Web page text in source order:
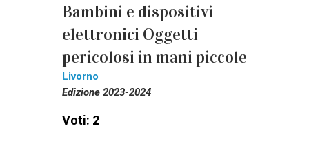
Bambini e dispositivi
elettronici Oggetti
pericolosi in mani piccole
Livorno
Edizione 2023-2024
Voti: 2